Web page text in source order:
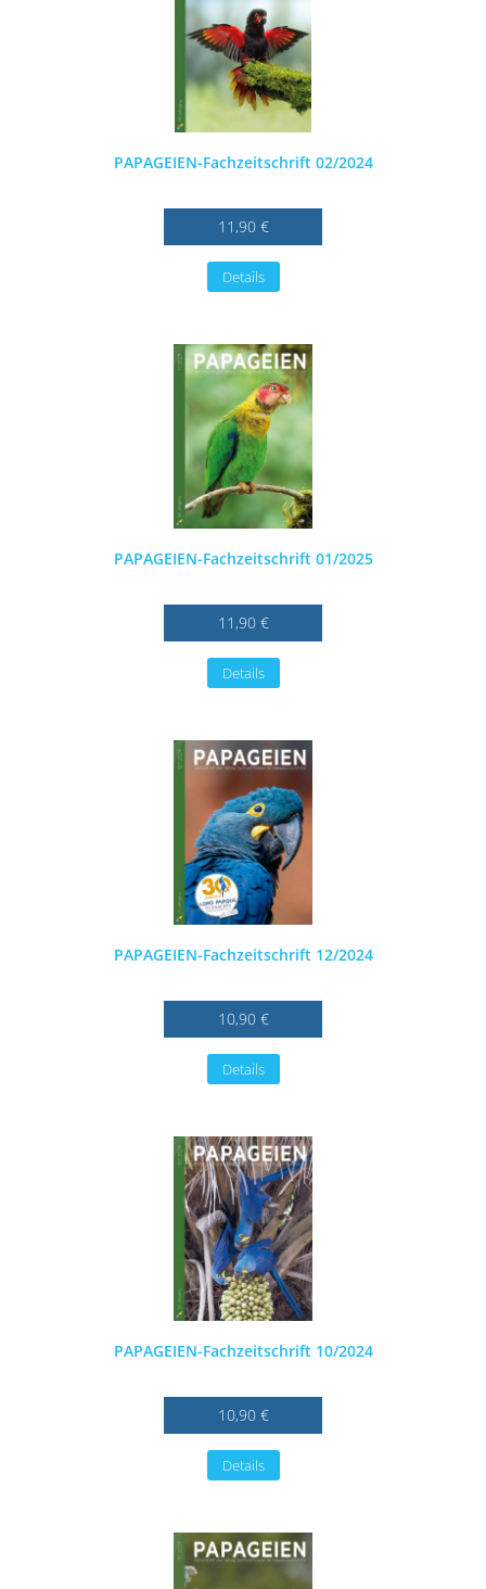
PAPAGEIEN-Fachzeitschrift 02/2024
11,90 €
Details
PAPAGEIEN-Fachzeitschrift 01/2025
11,90 €
Details
PAPAGEIEN-Fachzeitschrift 12/2024
10,90 €
Details
PAPAGEIEN-Fachzeitschrift 10/2024
10,90 €
Details